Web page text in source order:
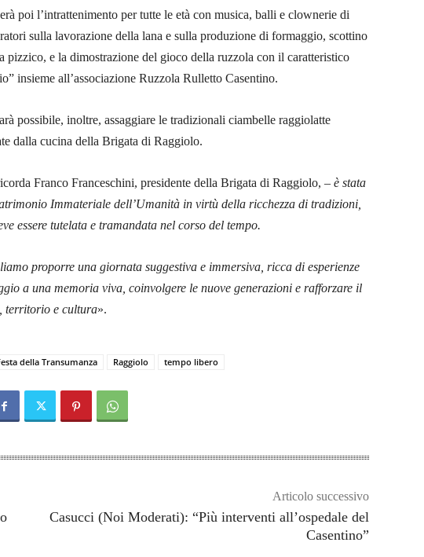
poi l’intrattenimento per tutte le età con musica, balli e clownerie di
sulla lavorazione della lana e sulla produzione di formaggio, scottino
pizzico, e la dimostrazione del gioco della ruzzola con il caratteristico
insieme all’associazione Ruzzola Rulletto Casentino.
possibile, inoltre, assaggiare le tradizionali ciambelle raggiolatte
dalla cucina della Brigata di Raggiolo.
Franco Franceschini, presidente della Brigata di Raggiolo, – è stata
Immateriale dell’Umanità in virtù della ricchezza di tradizioni,
essere tutelata e tramandata nel corso del tempo.
proporre una giornata suggestiva e immersiva, ricca di esperienze
a una memoria viva, coinvolgere le nuove generazioni e rafforzare il
territorio e cultura».
della Transumanza Raggiolo tempo libero
Articolo successivo
Casucci (Noi Moderati): “Più interventi all’ospedale del
Casentino”